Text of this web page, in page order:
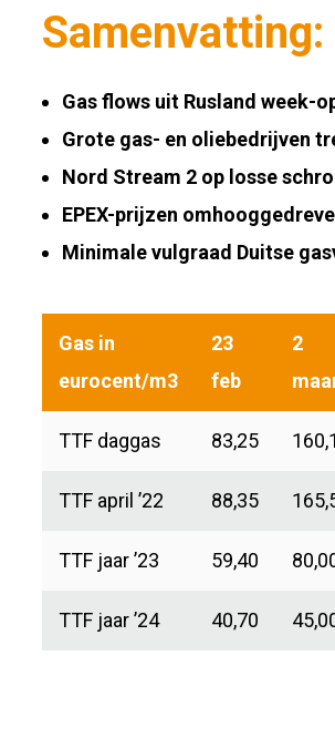
Samenvatting:
Gas flows uit Rusland week-
Grote gas- en oliebedrijven
Nord Stream 2 op losse
EPEX-prijzen
Minimale vulgraad Duitse
Gas in
eurocent/m3
23
feb
2
TTF daggas 83,25
TTF april ’22 88,35
TTF jaar ’23 59,40
TTF jaar ’24 40,70